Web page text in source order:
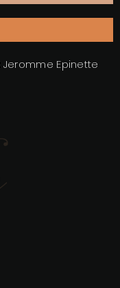
Jeromme Epinette